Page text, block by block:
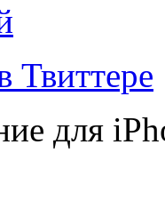
Твиттере
для